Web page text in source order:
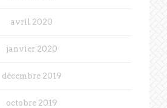
avril 2020
janvier 2020
décembre 2019
octobre 2019